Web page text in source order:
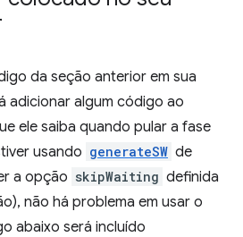
da seção anterior em sua
adicionar algum código ao
ele saiba quando pular a fase
usando generateSW de
a opção skipWaiting definida
não há problema em usar o
abaixo será incluído